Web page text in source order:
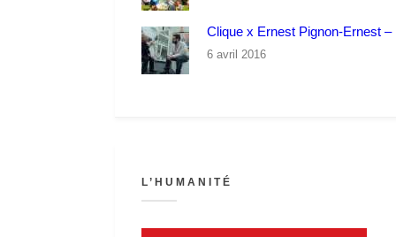
Clique x Ernest Pignon-Ernest
6 avril 2016
L’HUMANITÉ